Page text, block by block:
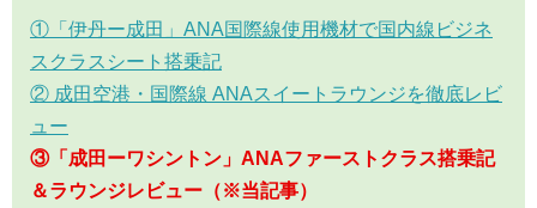
①「伊丹ー成田」ANA国際線使用機材で国内線ビジネ
スクラスシート搭乗記
② 成田空港・国際線 ANAスイートラウンジを徹底レビ
ュー
③「成田ーワシントン」ANAファーストクラス搭乗記
＆ラウンジレビュー（※当記事）